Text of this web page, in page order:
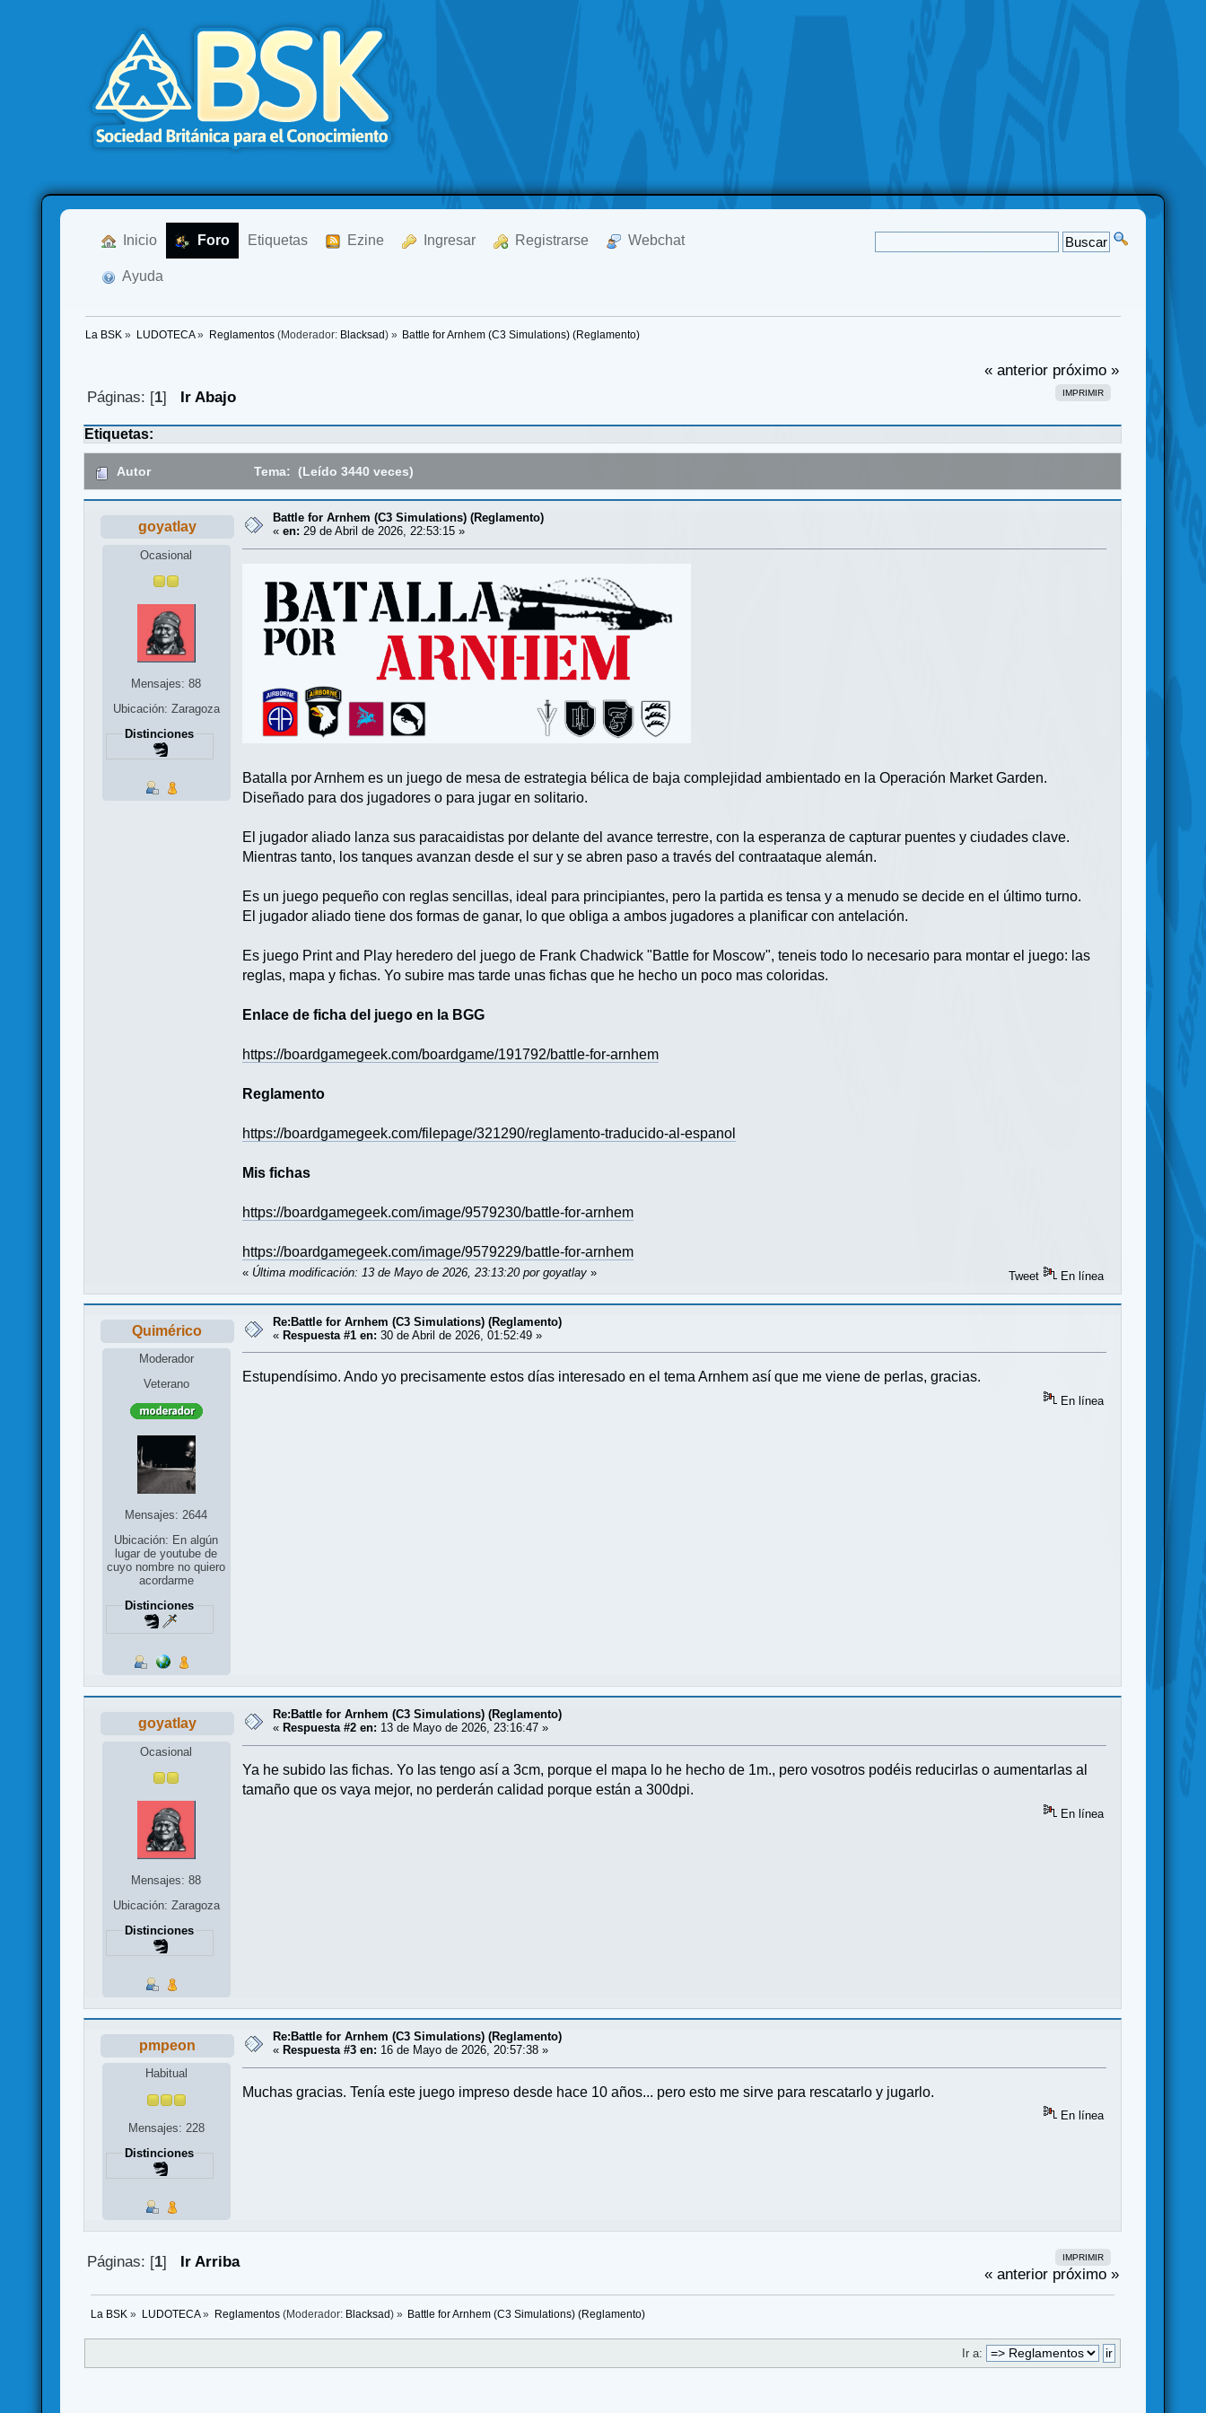
Inicio Foro Etiquetas Ezine Ingresar Registrarse Webchat
Ayuda
La BSK » LUDOTECA» Reglamentos(Moderador: Blacksad ) » Battle for Arnhem (C3 Simulations) (Reglamento)
« anterior próximo »
IMPRIMIR
Páginas: [1] Ir Abajo
Etiquetas:
Autor Tema: (Leído 3440 veces)
goyatlay
Ocasional
Mensajes: 88
Ubicación: Zaragoza
Distinciones
Battle for Arnhem (C3 Simulations) (Reglamento)
«en: 29 de Abril de 2026, 22:53:15 »
Batalla por Arnhem es un juego de mesa de estrategia bélica de baja complejidad ambientado en la Operación Market Garden.
Diseñado para dos jugadores o para jugar en solitario.
El jugador aliado lanza sus paracaidistas por delante del avance terrestre, con la esperanza de capturar puentes y ciudades clave.
Mientras tanto, los tanques avanzan desde el sur y se abren paso a través del contraataque alemán.
Es un juego pequeño con reglas sencillas, ideal para principiantes, pero la partida es tensa y a menudo se decide en el último turno.
El jugador aliado tiene dos formas de ganar, lo que obliga a ambos jugadores a planificar con antelación.
Es juego Print and Play heredero del juego de Frank Chadwick "Battle for Moscow", teneis todo lo necesario para montar el juego: las
reglas, mapa y fichas. Yo subire mas tarde unas fichas que he hecho un poco mas coloridas.
Enlace de ficha del juego en la BGG
https://boardgamegeek.com/boardgame/191792/battle-for-arnhem
Reglamento
https://boardgamegeek.com/filepage/321290/reglamento-traducido-al-espanol
Mis fichas
https://boardgamegeek.com/image/9579230/battle-for-arnhem
https://boardgamegeek.com/image/9579229/battle-for-arnhem
« Última modificación: 13 de Mayo de 2026, 23:13:20 por goyatlay » Tweet En línea
Quimérico
Moderador
Veterano
Mensajes: 2644
Ubicación: En algún
lugar de youtube de
cuyo nombre no quiero
acordarme
Distinciones
Re:Battle for Arnhem (C3 Simulations) (Reglamento)
«Respuesta #1 en: 30 de Abril de 2026, 01:52:49 »
Estupendísimo. Ando yo precisamente estos días interesado en el tema Arnhem así que me viene de perlas, gracias.
En línea
goyatlay
Ocasional
Mensajes: 88
Ubicación: Zaragoza
Distinciones
Re:Battle for Arnhem (C3 Simulations) (Reglamento)
« Respuesta #2 en: 13 de Mayo de 2026, 23:16:47 »
Ya he subido las fichas. Yo las tengo así a 3cm, porque el mapa lo he hecho de 1m., pero vosotros podéis reducirlas o aumentarlas al
tamaño que os vaya mejor, no perderán calidad porque están a 300dpi.
En línea
pmpeon
Habitual
Mensajes: 228
Distinciones
Re:Battle for Arnhem (C3 Simulations) (Reglamento)
« Respuesta #3 en: 16 de Mayo de 2026, 20:57:38 »
Muchas gracias. Tenía este juego impreso desde hace 10 años... pero esto me sirve para rescatarlo y jugarlo.
En línea
IMPRIMIR
Páginas: [1] Ir Arriba
« anterior próximo »
La BSK » LUDOTECA» Reglamentos(Moderador: Blacksad) » Battle for Arnhem (C3 Simulations) (Reglamento)
Ir a: